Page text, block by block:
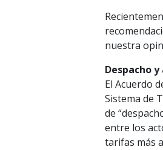
nuestra
Despacho
El Acuerdo
Sistema de
de
entre los
tarifas más